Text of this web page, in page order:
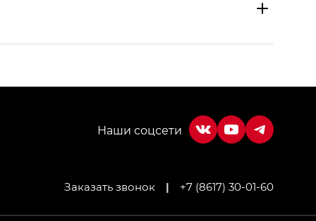
Заказать звонок | +7 (8617) 30-01-60